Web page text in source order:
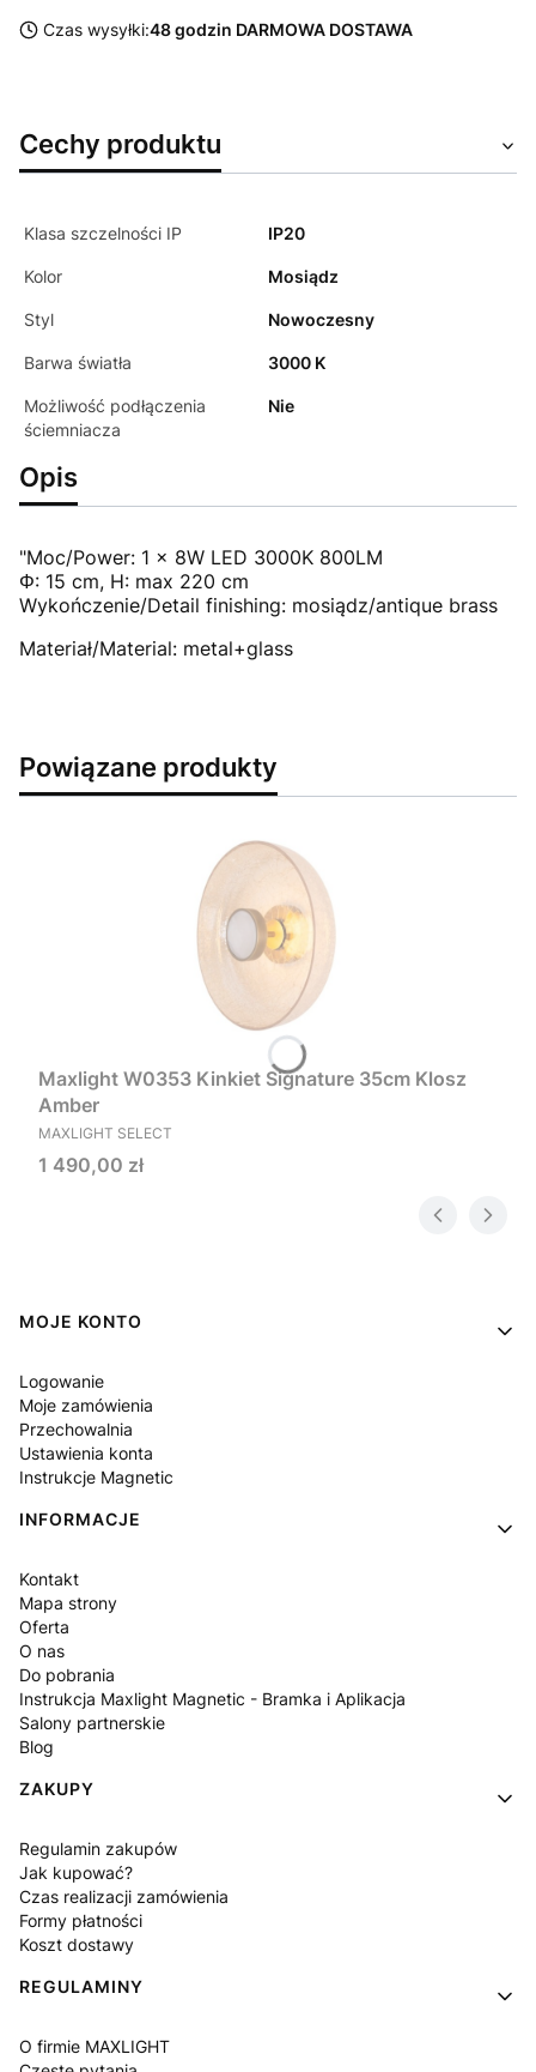
Czas wysyłki:48 godzin DARMOWA DOSTAWA
Cechy produktu
Klasa szczelności IP IP20
Kolor Mosiądz
Styl Nowoczesny
Barwa światła 3000 K
Możliwość podłączenia
ściemniacza
Nie
Opis
"Moc/Power: 1 x 8W LED 3000K 800LM
Φ: 15 cm, H: max 220 cm
Wykończenie/Detail finishing: mosiądz/antique brass
Materiał/Material: metal+glass
Powiązane produkty
Maxlight W0353 Kinkiet Signature 35cm Klosz
Amber
PRODUCENT
MAXLIGHT SELECT
Cena
1 490,00 zł
Linki w stopce
MOJE KONTO
Logowanie
Moje zamówienia
Przechowalnia
Ustawienia konta
Instrukcje Magnetic
INFORMACJE
Kontakt
Mapa strony
Oferta
O nas
Do pobrania
Instrukcja Maxlight Magnetic - Bramka i Aplikacja
Salony partnerskie
Blog
ZAKUPY
Regulamin zakupów
Jak kupować?
Czas realizacji zamówienia
Formy płatności
Koszt dostawy
REGULAMINY
O firmie MAXLIGHT